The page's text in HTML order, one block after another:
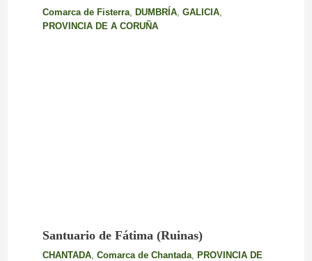
Comarca de Fisterra, DUMBRÍA, GALICIA,
PROVINCIA DE A CORUÑA
Santuario de Fátima (Ruinas)
CHANTADA, Comarca de Chantada, PROVINCIA DE